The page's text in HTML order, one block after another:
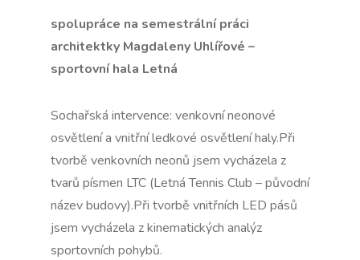
spolupráce na semestrální práci
architektky Magdaleny Uhlířové –
sportovní hala Letná
Sochařská intervence: venkovní neonové
osvětlení a vnitřní ledkové osvětlení haly.Při
tvorbě venkovních neonů jsem vycházela z
tvarů písmen LTC (Letná Tennis Club – původní
název budovy).Při tvorbě vnitřních LED pásů
jsem vycházela z kinematických analýz
sportovních pohybů.